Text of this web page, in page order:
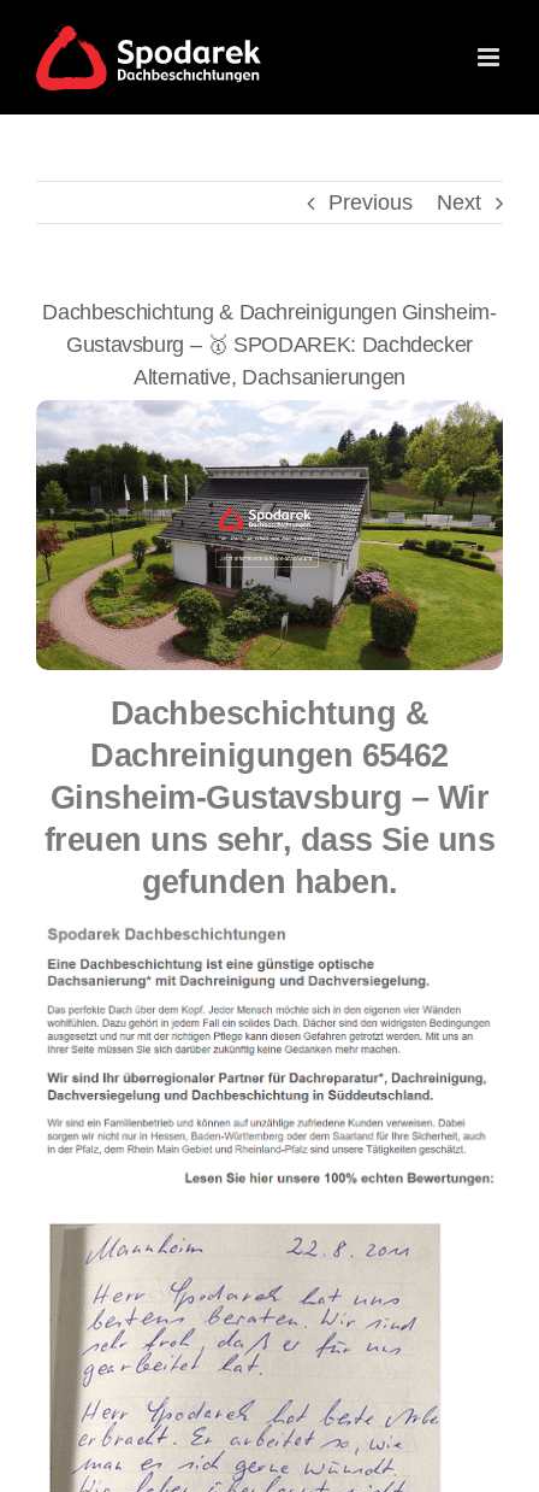
content
Previous Next
Dachbeschichtung & Dachreinigungen Ginsheim-
Gustavsburg – 🥇 SPODAREK: Dachdecker
Alternative, Dachsanierungen
Dachbeschichtung &
Dachreinigungen 65462
Ginsheim-Gustavsburg – Wir
freuen uns sehr, dass Sie uns
gefunden haben.